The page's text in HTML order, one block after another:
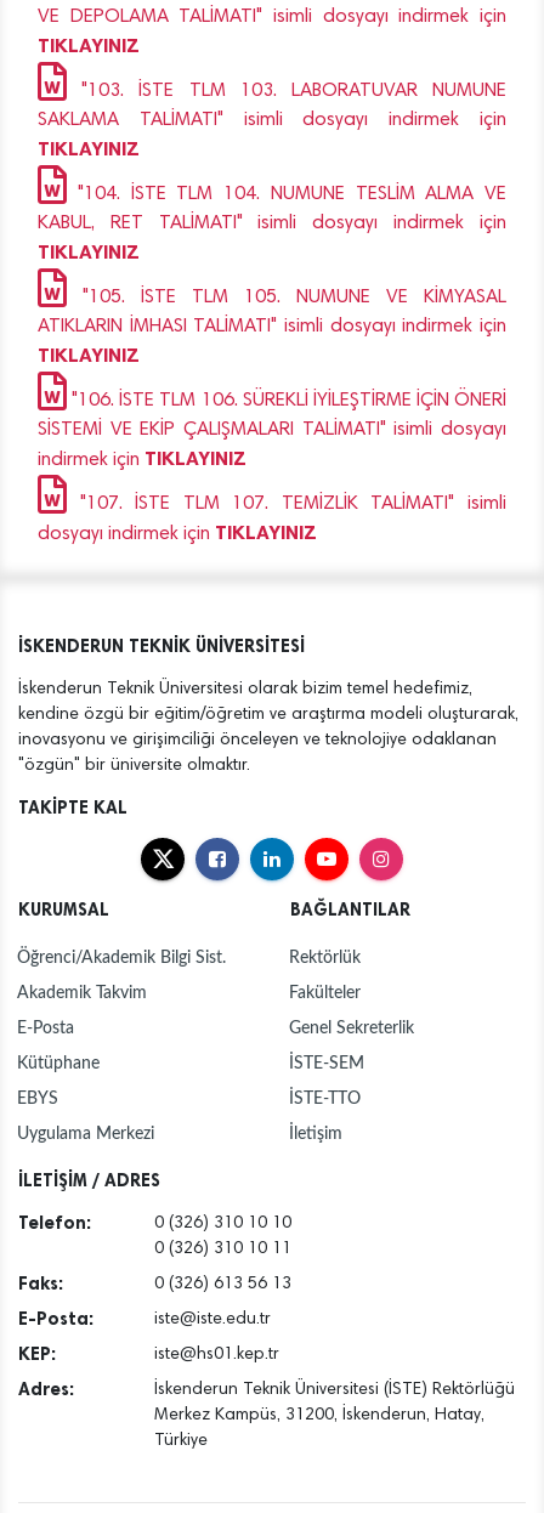
VE DEPOLAMA TALİMATI" isimli dosyayı indirmek için
TIKLAYINIZ
"103. İSTE TLM 103. LABORATUVAR NUMUNE
SAKLAMA TALİMATI" isimli dosyayı indirmek için
TIKLAYINIZ
"104. İSTE TLM 104. NUMUNE TESLİM ALMA VE
KABUL, RET TALİMATI" isimli dosyayı indirmek için
TIKLAYINIZ
"105. İSTE TLM 105. NUMUNE VE KİMYASAL
ATIKLARIN İMHASI TALİMATI" isimli dosyayı indirmek için
TIKLAYINIZ
"106. İSTE TLM 106. SÜREKLİ İYİLEŞTİRME İÇİN ÖNERİ
SİSTEMİ VE EKİP ÇALIŞMALARI TALİMATI" isimli dosyayı
indirmek için TIKLAYINIZ
"107. İSTE TLM 107. TEMİZLİK TALİMATI" isimli
dosyayı indirmek için TIKLAYINIZ
İSKENDERUN TEKNİK ÜNİVERSİTESİ
İskenderun Teknik Üniversitesi olarak bizim temel hedefimiz,
kendine özgü bir eğitim/öğretim ve araştırma modeli oluşturarak,
inovasyonu ve girişimciliği önceleyen ve teknolojiye odaklanan
"özgün" bir üniversite olmaktır.
TAKİPTE KAL
KURUMSAL
Öğrenci/Akademik Bilgi Sist.
Akademik Takvim
E-Posta
Kütüphane
EBYS
Uygulama Merkezi
BAĞLANTILAR
Rektörlük
Fakülteler
Genel Sekreterlik
İSTE-SEM
İSTE-TTO
İletişim
İLETİŞİM / ADRES
Telefon:
0 (326) 310 10 10
0 (326) 310 10 11
Faks: 0 (326) 613 56 13
E-Posta: iste@iste.edu.tr
KEP: iste@hs01.kep.tr
Adres:
İskenderun Teknik Üniversitesi (İSTE) Rektörlüğü
Merkez Kampüs, 31200, İskenderun, Hatay,
Türkiye